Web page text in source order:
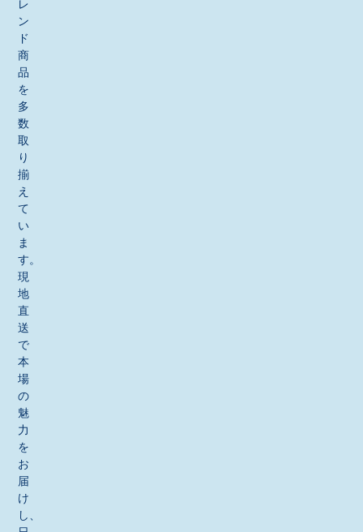
レ
ン
ド
商
品
を
多
数
取
り
揃
え
て
い
ま
す。
現
地
直
送
で
本
場
の
魅
力
を
お
届
け
し、